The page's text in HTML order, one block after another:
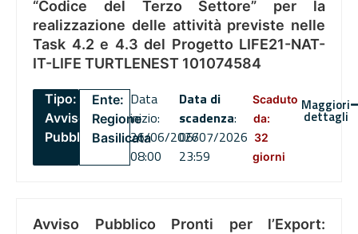
“Codice del Terzo Settore” per la
realizzazione delle attività previste nelle
Task 4.2 e 4.3 del Progetto LIFE21-NAT-
IT-LIFE TURTLENEST 101074584
Tipo:
Avviso
Pubblico
Ente:
Regione
Basilicata
Data
inizio:
26/06/2026
08:00
Data di
scadenza:
06/07/2026
23:59
Scaduto
da:
32
giorni
Maggiori
dettagli
Avviso Pubblico Pronti per l’Export: